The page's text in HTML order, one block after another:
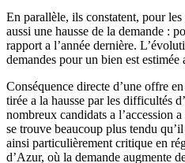
En parallèle, ils constatent, pour
aussi une hausse de la demande :
rapport а l’année dernière.
demandes pour un bien est estimée
Conséquence directe d’une offre
tirée а la hausse par les difficultés
nombreux candidats а l’accession
se trouve beaucoup plus tendu
ainsi particulièrement critique en
d’Azur, où la demande augmente